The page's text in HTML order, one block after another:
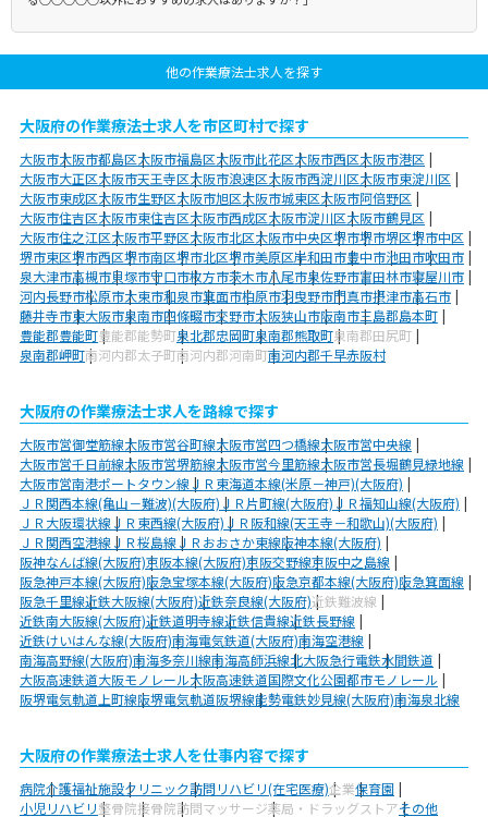
他の作業療法士求人を探す
大阪府の作業療法士求人を市区町村で探す
大阪市大阪市都島区大阪市福島区大阪市此花区大阪市西区大阪市港区
大阪市大正区大阪市天王寺区大阪市浪速区大阪市西淀川区大阪市東淀川区
大阪市東成区大阪市生野区大阪市旭区大阪市城東区大阪市阿倍野区
大阪市住吉区大阪市東住吉区大阪市西成区大阪市淀川区大阪市鶴見区
大阪市住之江区大阪市平野区大阪市北区大阪市中央区堺市堺市堺区堺市中区
堺市東区堺市西区堺市南区堺市北区堺市美原区岸和田市豊中市池田市吹田市
泉大津市高槻市貝塚市守口市枚方市茨木市八尾市泉佐野市富田林市寝屋川市
河内長野市松原市大東市和泉市箕面市柏原市羽曳野市門真市摂津市高石市
藤井寺市東大阪市泉南市四條畷市交野市大阪狭山市阪南市三島郡島本町
豊能郡豊能町豊能郡能勢町泉北郡忠岡町泉南郡熊取町泉南郡田尻町
泉南郡岬町南河内郡太子町南河内郡河南町南河内郡千早赤阪村
大阪府の作業療法士求人を路線で探す
大阪市営御堂筋線大阪市営谷町線大阪市営四つ橋線大阪市営中央線
大阪市営千日前線大阪市営堺筋線大阪市営今里筋線大阪市営長堀鶴見緑地線
大阪市営南港ポートタウン線ＪＲ東海道本線(米原－神戸)(大阪府)
ＪＲ関西本線(亀山－難波)(大阪府)ＪＲ片町線(大阪府)ＪＲ福知山線(大阪府)
ＪＲ大阪環状線ＪＲ東西線(大阪府)ＪＲ阪和線(天王寺－和歌山)(大阪府)
ＪＲ関西空港線ＪＲ桜島線ＪＲおおさか東線阪神本線(大阪府)
阪神なんば線(大阪府)京阪本線(大阪府)京阪交野線京阪中之島線
阪急神戸本線(大阪府)阪急宝塚本線(大阪府)阪急京都本線(大阪府)阪急箕面線
阪急千里線近鉄大阪線(大阪府)近鉄奈良線(大阪府)近鉄難波線
近鉄南大阪線(大阪府)近鉄道明寺線近鉄信貴線近鉄長野線
近鉄けいはんな線(大阪府)南海電気鉄道(大阪府)南海空港線
南海高野線(大阪府)南海多奈川線南海高師浜線北大阪急行電鉄水間鉄道
大阪高速鉄道大阪モノレール大阪高速鉄道国際文化公園都市モノレール
阪堺電気軌道上町線阪堺電気軌道阪堺線能勢電鉄妙見線(大阪府)南海泉北線
大阪府の作業療法士求人を仕事内容で探す
病院介護福祉施設クリニック訪問リハビリ(在宅医療)企業保育園
小児リハビリ整骨院接骨院訪問マッサージ薬局・ドラッグストアその他